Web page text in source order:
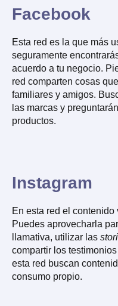
Facebook
Esta red es la que más
seguramente
acuerdo a tu negocio.
red comparten cosas
familiares y amigos.
las marcas y
productos.
Instagram
En esta red el
Puedes aprovecharla
llamativa, utilizar las
compartir los
esta red buscan
consumo propio.